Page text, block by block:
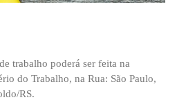
trabalho poderá ser feita na
do Trabalho, na Rua: São Paulo,
RS.